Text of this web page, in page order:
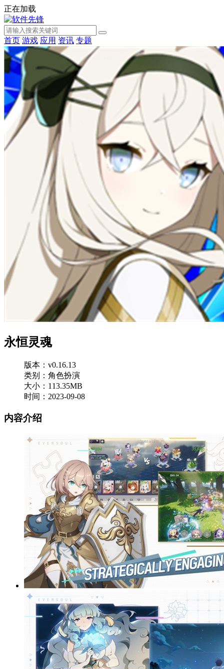
正在加载
首页 游戏 应用 资讯 专题
永恒灵魂
版本：v0.16.13
类别：角色扮演
大小：113.35MB
时间：2023-09-08
内容介绍